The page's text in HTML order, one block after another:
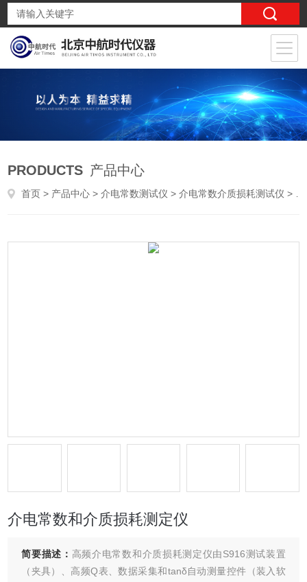
PRODUCTS 产品中心
首页 > 产品中心 >介电常数测试仪 >介电常数介质损耗测试仪 > 介电测试介电常数和介质损耗测定仪
介电常数和介质损耗测定仪
简要描述： 高频介电常数和介质损耗测定仪由S916测试装置
（夹具）、高频Q表、数据采集和tanδ自动测量控件（装入软